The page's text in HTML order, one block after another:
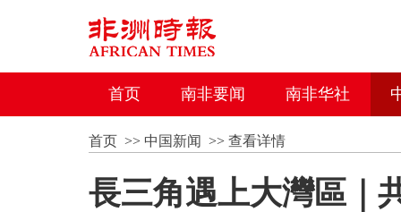
首页 南非要闻 南非华社
首页>> 中国新闻 >> 查看详情
長三角遇上大灣區